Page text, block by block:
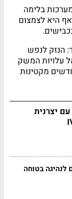
בלימה
היא לצמצום
הנזק לנפש
עלויות המשק
מקטינות
יצרנית
בטוחה